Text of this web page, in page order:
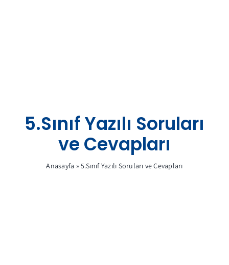
5.Sınıf Yazılı Soruları
ve Cevapları
Anasayfa »5.Sınıf Yazılı Soruları ve Cevapları